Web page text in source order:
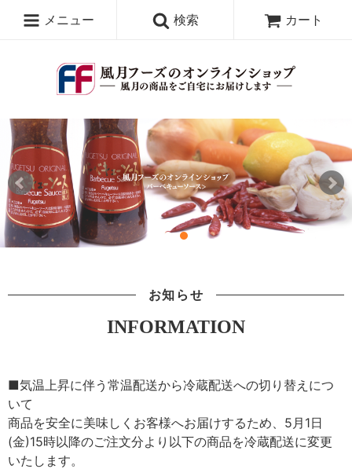
メニュー 検索 カート
お知らせ
INFORMATION
■気温上昇に伴う常温配送から冷蔵配送への切り替えにつ
いて
商品を安全に美味しくお客様へお届けするため、5月1日
(金)15時以降のご注文分より以下の商品を冷蔵配送に変更
いたします。